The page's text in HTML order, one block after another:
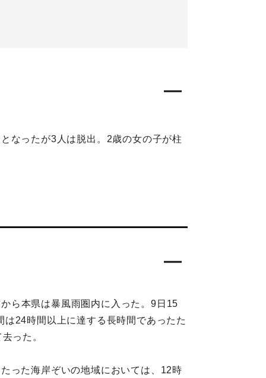
なったが3人は脱出。2歳の女の子が柱
ら本県は暴風雨圏内に入った。9日15
24時間以上に達する長時間であったた
った。
った海岸ぞいの地域においては、12時